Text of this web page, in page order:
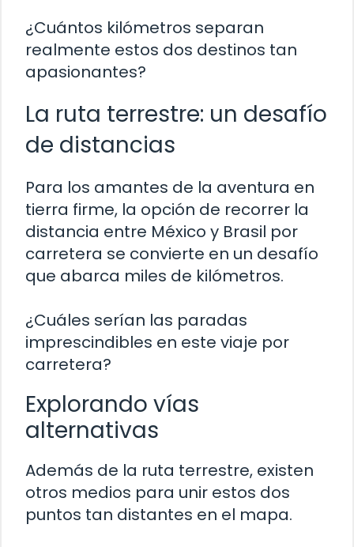
¿Cuántos kilómetros separan
realmente estos dos destinos tan
apasionantes?
La ruta terrestre: un desafío
de distancias
Para los amantes de la aventura en
tierra firme, la opción de recorrer la
distancia entre México y Brasil por
carretera se convierte en un desafío
que abarca miles de kilómetros.
¿Cuáles serían las paradas
imprescindibles en este viaje por
carretera?
Explorando vías
alternativas
Además de la ruta terrestre, existen
otros medios para unir estos dos
puntos tan distantes en el mapa.